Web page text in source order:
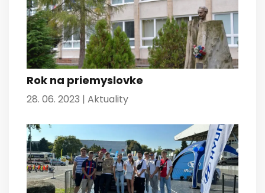
Rok na priemyslovke
28. 06. 2023 | Aktuality